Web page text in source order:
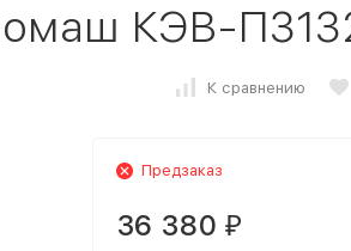
КЭВ-
К сравнению
Предзаказ
36 380 ₽